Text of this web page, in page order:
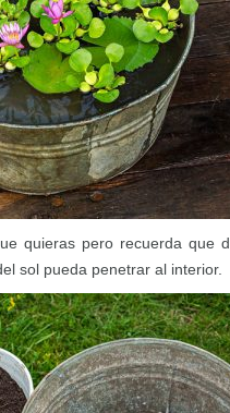
quieras pero recuerda que
sol pueda penetrar al interior.